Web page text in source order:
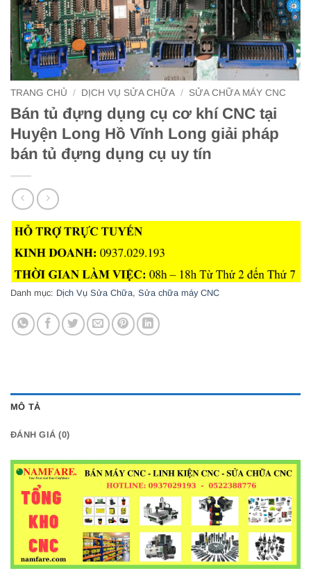
TRANG CHỦ / DỊCH VỤ SỬA CHỮA / SỬA CHỮA MÁY CNC
Bán tủ đựng dụng cụ cơ khí CNC tại
Huyện Long Hồ Vĩnh Long giải pháp
bán tủ đựng dụng cụ uy tín
Danh mục: Dịch Vụ Sửa Chữa, Sửa chữa máy CNC
MÔ TẢ
ĐÁNH GIÁ (0)